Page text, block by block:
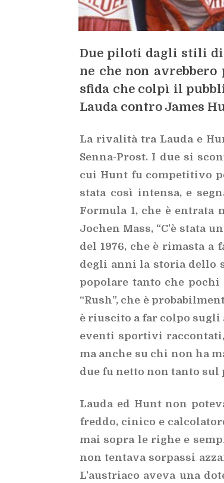
Due pi­lo­ti da­gli sti­li di
ne che non
sfi­da che col­pì il
Lau­da con­tro Ja­mes
La ri­va­li­tà tra Lau­da e
Sen­na-Pro­st. I due si
cui Hunt fu com­pe­ti­ti­vo
sta­ta così in­ten­sa, e
For­mu­la 1, che è en­tra­ta
Jo­chen Mass, “C’è sta­ta
del 1976, che è ri­ma­sta a
de­gli anni la sto­ria del­lo
po­po­la­re tan­to che
“Rush”, che è
è riu­sci­to a far col­po su­gli
even­ti spor­ti­vi
ma an­che su chi non ha
due fu net­to non tan­to
Lau­da ed Hunt non
fred­do, ci­ni­co e
mai so­pra le ri­ghe e
non ten­ta­va sor­pas­si
L’au­stria­co ave­va una